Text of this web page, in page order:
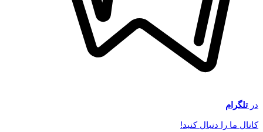
درتلگرام
کانال ما را دنبال کنید!